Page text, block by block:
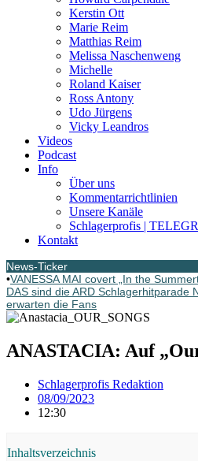
Kerstin Ott
Marie Reim
Matthias Reim
Melissa Naschenweng
Michelle
Roland Kaiser
Ross Antony
Udo Jürgens
Vicky Leandros
Videos
Podcast
Info
Über uns
Kommentarrichtlinien
Unsere Kanäle
Schlagerprofis |
Kontakt
News-Ticker
•VANESSA MAI covert „In the
DAS sind die ARD Schlagerhitparade
erwarten die Fans
ANASTACIA: Auf
Schlagerprofis Redaktion
08/09/2023
12:30
Inhaltsverzeichnis